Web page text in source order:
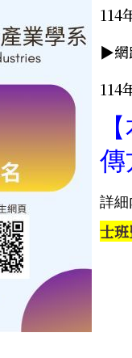
114
▶網
114
【
傳
詳細
士